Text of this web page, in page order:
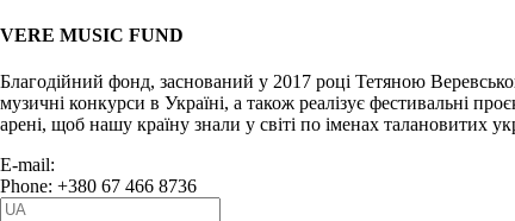
VERE MUSIC FUND
Благодійний фонд, заснований у 2017 році Тетяною
музичні конкурси в Україні, а також реалізує фестивальні
арені, щоб нашу країну знали у світі по іменах талановитих
E-mail:
Phone: +380 67 466 8736